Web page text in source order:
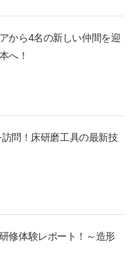
から4名の新しい仲間を迎
へ！
問！床研磨工具の最新技
修体験レポート！～造形